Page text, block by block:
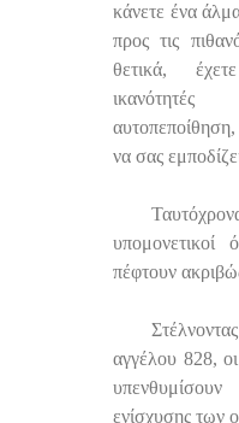
κάνετε ένα
προς τις
θετικά,
να σας
πέφτουν
αγγέλου 828,
ενίσχυσης των